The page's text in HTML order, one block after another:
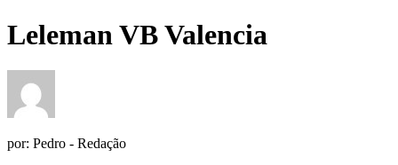
Leleman VB Valencia
por: Pedro - Redação